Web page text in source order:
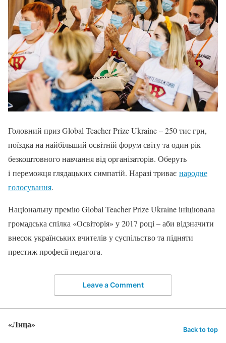
Головний приз Global Teacher Prize Ukraine – 250 тис грн,
поїздка на найбільший освітній форум світу та один рік
безкоштовного навчання від організаторів. Оберуть
і переможця глядацьких симпатій. Наразі триває народне
голосування.
Національну премію Global Teacher Prize Ukraine ініціювала
громадська спілка «Освіторія» у 2017 році – аби відзначити
внесок українських вчителів у суспільство та підняти
престиж професії педагога.
Leave a Comment
«Лица» Back to top